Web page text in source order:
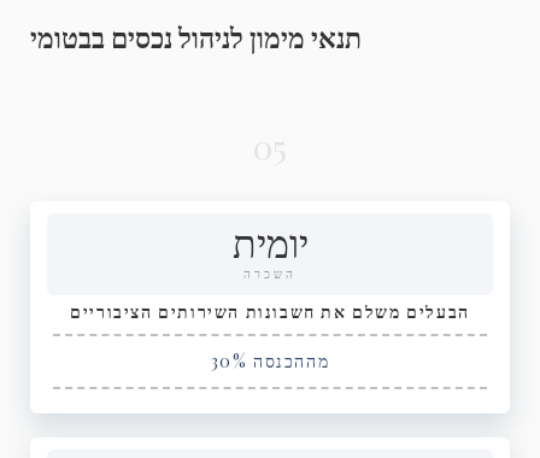
תנאי מימון לניהול נכסים בבטומי
יומית
השכרה
הבעלים משלם את חשבונות השירותים הציבוריים
30% מההכנסה